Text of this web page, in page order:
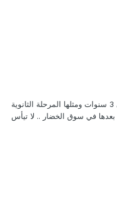
عندما تدرس الابتدائي 5 سنوات .. والإعدادي 3 سنوات ومثلها المرحلة الثانوية
في سوق الخضار .. لا تيأس